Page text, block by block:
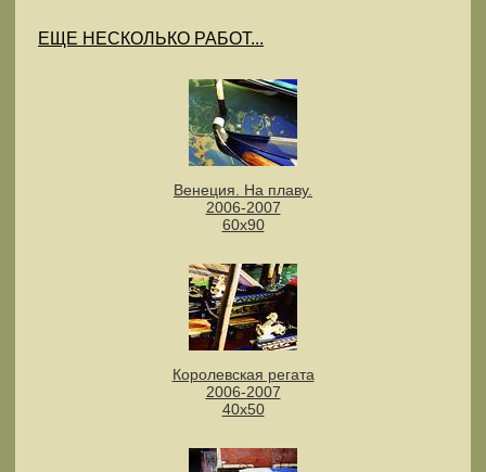
ЕЩЕ НЕСКОЛЬКО РАБОТ...
Венеция. На плаву.
2006-2007
60х90
Королевская регата
2006-2007
40х50